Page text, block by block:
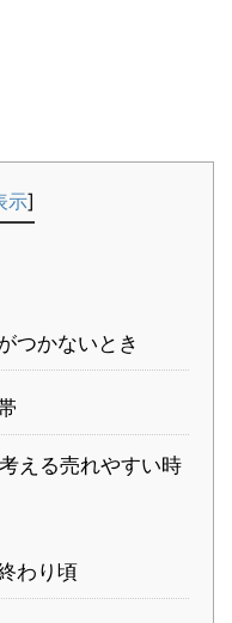
示]
つかないとき
える売れやすい時
わり頃